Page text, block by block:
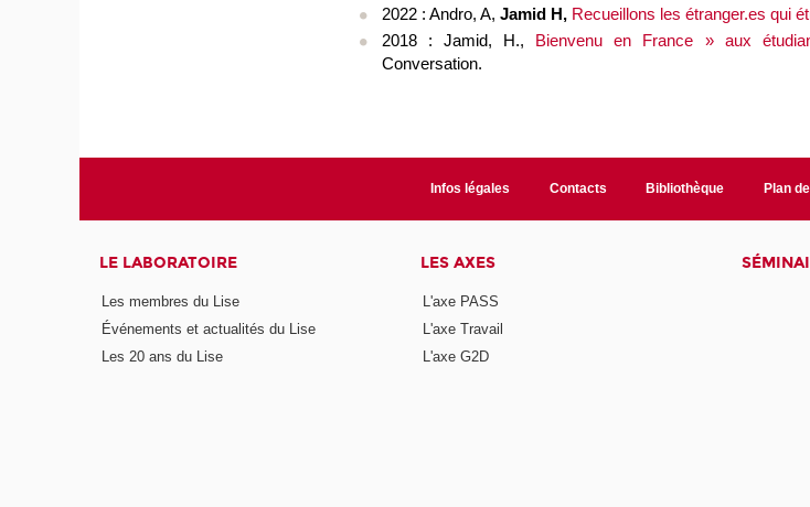
2022 : Andro, A, Jamid H, Recueillons les étranger.es qui
2018 : Jamid, H., Bienvenu en France » aux
Conversation.
Infos légales Contacts Bibliothèque Plan
LE LABORATOIRE
Les membres du Lise
Événements et actualités du Lise
Les 20 ans du Lise
LES AXES
L'axe PASS
L'axe Travail
L'axe G2D